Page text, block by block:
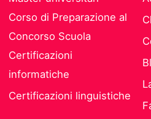
Corso di Preparazione al
Concorso Scuola
Certificazioni
informatiche
Certificazioni linguistiche